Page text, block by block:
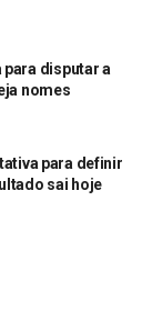
disputar a
nomes
para definir
sai hoje